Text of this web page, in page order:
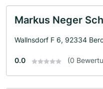
Markus Neger
Wallnsdorf F 6, 92334
0.0 (0